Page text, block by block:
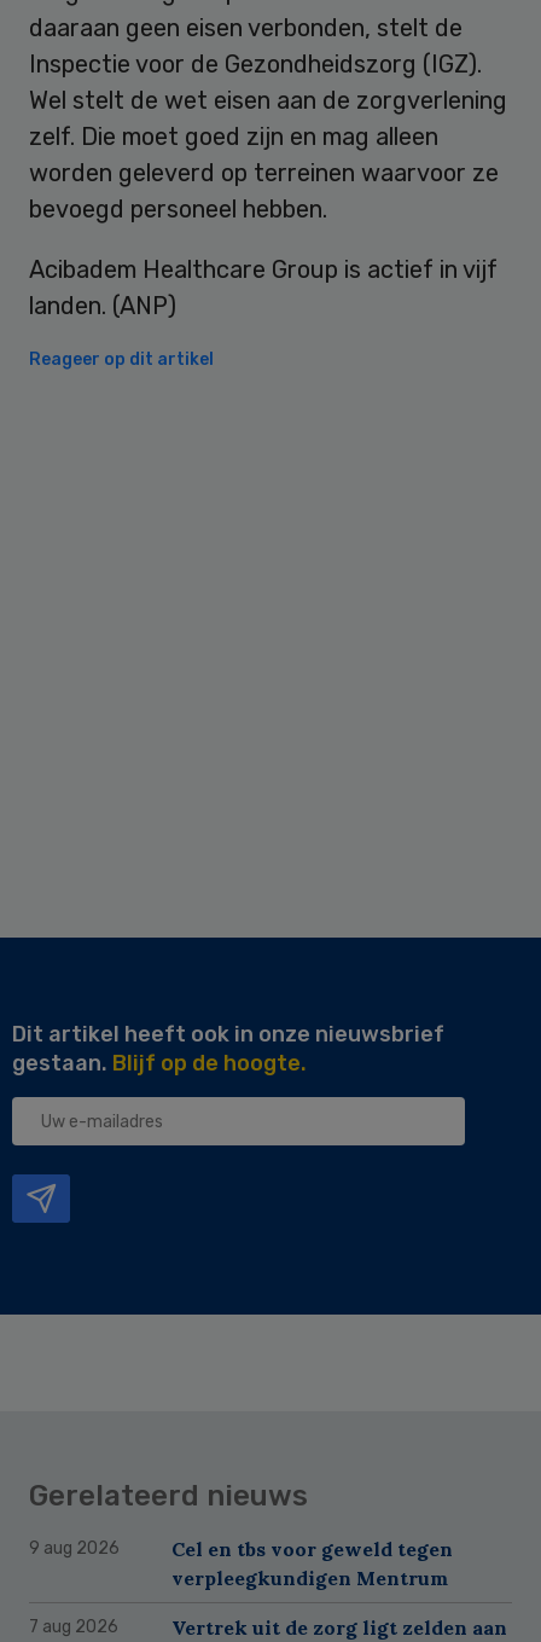
daaraan geen eisen verbonden, stelt de
Inspectie voor de Gezondheidszorg (IGZ).
Wel stelt de wet eisen aan de zorgverlening
zelf. Die moet goed zijn en mag alleen
worden geleverd op terreinen waarvoor ze
bevoegd personeel hebben.
Acibadem Healthcare Group is actief in vijf
landen. (ANP)
Reageer op dit artikel
Dit artikel heeft ook in onze nieuwsbrief
gestaan. Blijf op de hoogte.
Uw
Gerelateerd nieuws
9 aug 2026
Cel en tbs voor geweld tegen
verpleegkundigen Mentrum
7 aug 2026
Vertrek uit de zorg ligt zelden aan